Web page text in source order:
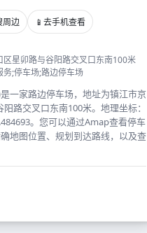
周边 📱 去手机查看
区星卯路与谷阳路交叉口东南100米
务;停车场;路边停车场
一家路边停车场，地址为镇江市京
路交叉口东南100米。地理坐标：
。您可以通过Amap查看停车
地图位置、规划到达路线，以及查